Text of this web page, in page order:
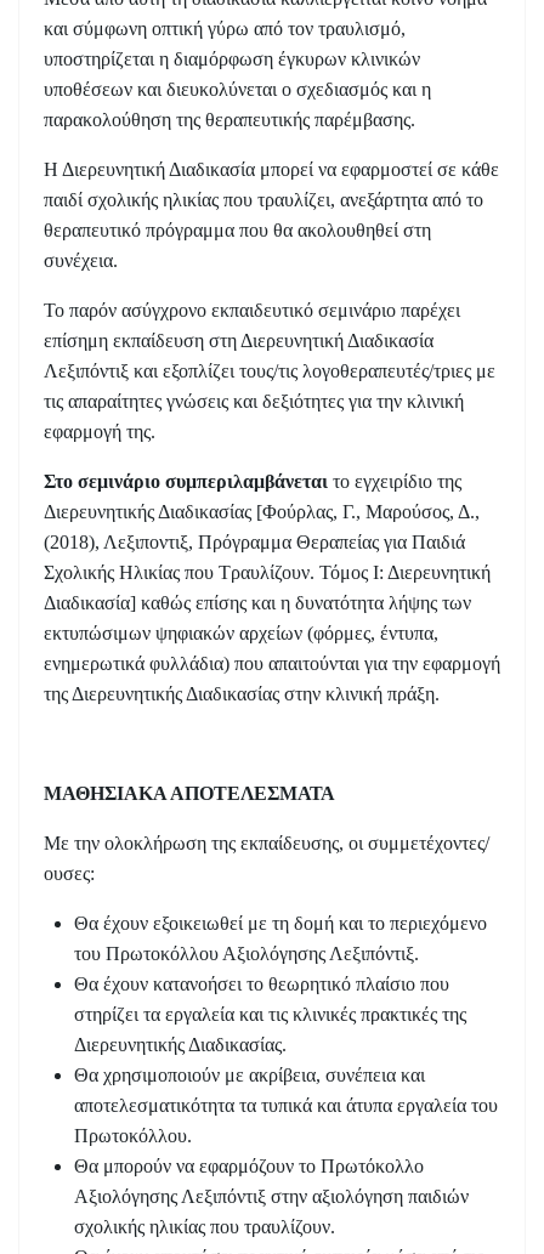
και σύμφωνη οπτική γύρω από τον τραυλισμό,
υποστηρίζεται η διαμόρφωση έγκυρων κλινικών
υποθέσεων και διευκολύνεται ο σχεδιασμός και η
παρακολούθηση της θεραπευτικής παρέμβασης.
Η Διερευνητική Διαδικασία μπορεί να εφαρμοστεί σε κάθε
παιδί σχολικής ηλικίας που τραυλίζει, ανεξάρτητα από το
θεραπευτικό πρόγραμμα που θα ακολουθηθεί στη
συνέχεια.
Το παρόν ασύγχρονο εκπαιδευτικό σεμινάριο παρέχει
επίσημη εκπαίδευση στη Διερευνητική Διαδικασία
Λεξιπόντιξ και εξοπλίζει τους/τις λογοθεραπευτές/τριες με
τις απαραίτητες γνώσεις και δεξιότητες για την κλινική
εφαρμογή της.
Στο σεμινάριο συμπεριλαμβάνεται το εγχειρίδιο της
Διερευνητικής Διαδικασίας [Φούρλας, Γ., Μαρούσος, Δ.,
(2018), Λεξιποντιξ, Πρόγραμμα Θεραπείας για Παιδιά
Σχολικής Ηλικίας που Τραυλίζουν. Τόμος Ι: Διερευνητική
Διαδικασία] καθώς επίσης και η δυνατότητα λήψης των
εκτυπώσιμων ψηφιακών αρχείων (φόρμες, έντυπα,
ενημερωτικά φυλλάδια) που απαιτούνται για την εφαρμογή
της Διερευνητικής Διαδικασίας στην κλινική πράξη.
ΜΑΘΗΣΙΑΚΑ ΑΠΟΤΕΛΕΣΜΑΤΑ
Με την ολοκλήρωση της εκπαίδευσης, οι συμμετέχοντες/
ουσες:
Θα έχουν εξοικειωθεί με τη δομή και το περιεχόμενο
του Πρωτοκόλλου Αξιολόγησης Λεξιπόντιξ.
Θα έχουν κατανοήσει το θεωρητικό πλαίσιο που
στηρίζει τα εργαλεία και τις κλινικές πρακτικές της
Διερευνητικής Διαδικασίας.
Θα χρησιμοποιούν με ακρίβεια, συνέπεια και
αποτελεσματικότητα τα τυπικά και άτυπα εργαλεία του
Πρωτοκόλλου.
Θα μπορούν να εφαρμόζουν το Πρωτόκολλο
Αξιολόγησης Λεξιπόντιξ στην αξιολόγηση παιδιών
σχολικής ηλικίας που τραυλίζουν.